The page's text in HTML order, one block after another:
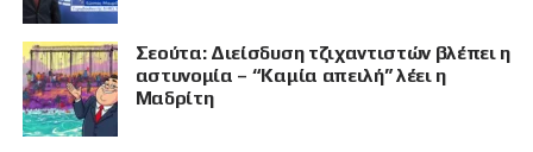
Σεούτα: Διείσδυση τζιχαντιστών βλέπει η
αστυνομία – “Καμία απειλή” λέει η
Μαδρίτη